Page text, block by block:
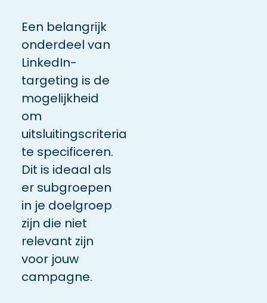
Een belangrijk
onderdeel van
LinkedIn-
targeting is de
mogelijkheid
om
uitsluitingscriteria
te specificeren.
Dit is ideaal als
er subgroepen
in je doelgroep
zijn die niet
relevant zijn
voor jouw
campagne.